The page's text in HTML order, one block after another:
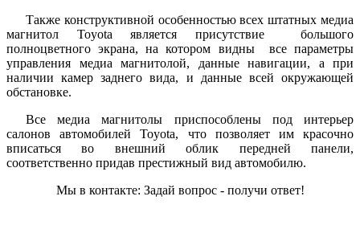
Также конструктивной особенностью всех штатных медиа
магнитол Toyota является присутствие большого
полноцветного экрана, на котором видны все параметры
управления медиа магнитолой, данные навигации, а при
наличии камер заднего вида, и данные всей окружающей
обстановке.
Все медиа магнитолы приспособлены под интерьер
салонов автомобилей Toyota, что позволяет им красочно
вписаться во внешний облик передней панели,
соответственно придав престижный вид автомобилю.
Мы в контакте: Задай вопрос - получи ответ!